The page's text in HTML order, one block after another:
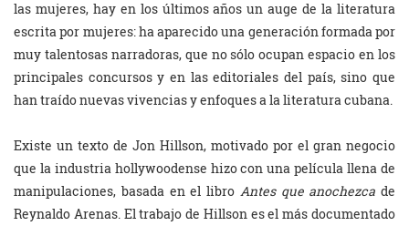
las mujeres, hay en los últimos años un auge de la literatura
escrita por mujeres: ha aparecido una generación formada por
muy talentosas narradoras, que no sólo ocupan espacio en los
principales concursos y en las editoriales del país, sino que
han traído nuevas vivencias y enfoques a la literatura cubana.
Existe un texto de Jon Hillson, motivado por el gran negocio
que la industria hollywoodense hizo con una película llena de
manipulaciones, basada en el libro Antes que anochezca de
Reynaldo Arenas. El trabajo de Hillson es el más documentado